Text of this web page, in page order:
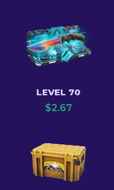
LEVEL 70
$2.67